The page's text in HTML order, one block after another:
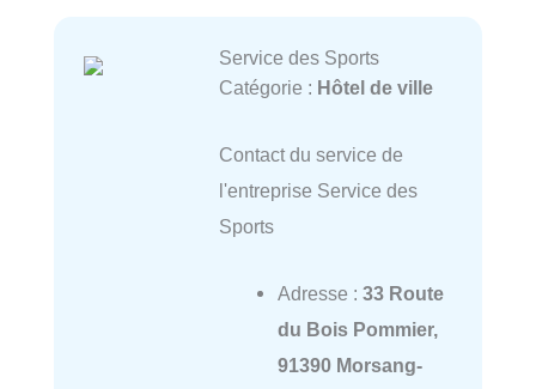
Service des Sports
Catégorie : Hôtel de ville
Contact du service de
l'entreprise Service des
Sports
Adresse : 33 Route
du Bois Pommier,
91390 Morsang-